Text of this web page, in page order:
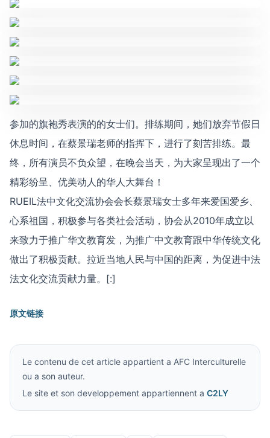
参加的旗袍秀表演的的女士们。排练期间，她们放弃节假日
休息时间，在蔡景瑞老师的指挥下，进行了刻苦排练。最
终，所有演员不负众望，在晚会当天，为大家呈现出了一个
精彩纷呈、优美动人的华人大舞台！
RUEIL法中文化交流协会会长蔡景瑞女士多年来爱国爱乡、
心系祖国，积极参与各类社会活动，协会从2010年成立以
来致力于推广华文教育发，为推广中文教育跟中华传统文化
做出了积极贡献。拉近当地人民与中国的距离，为促进中法
法文化交流贡献力量。[:]
原文链接
Le contenu de cet article appartient a AFC Interculturelle
ou a son auteur.
Le site et son developpement appartiennent a C2LY